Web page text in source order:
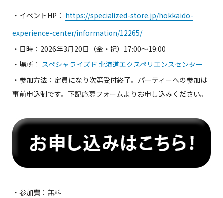
・イベントHP： https://specialized-store.jp/hokkaido-
experience-center/information/12265/
・日時：2026年3月20日（金・祝）17:00〜19:00
・場所： スペシャライズド 北海道エクスペリエンスセンター
・参加方法：定員になり次第受付終了。パーティーへの参加は
事前申込制です。下記応募フォームよりお申し込みください。
・参加費：無料